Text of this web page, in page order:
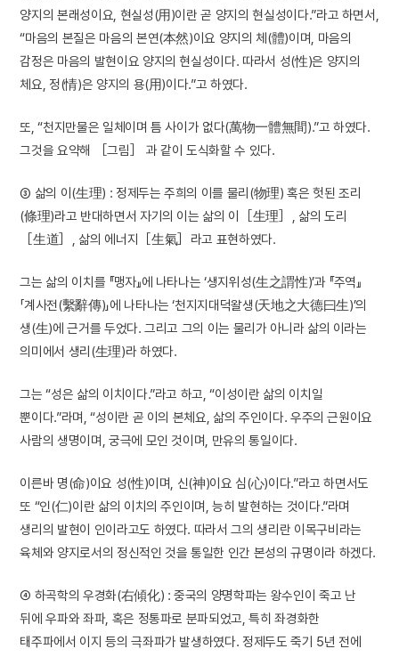
양지의 본래성이요, 현실성(用)이란 곧 양지의 현실성이다.”라고 하면서,
“마음의 본질은 마음의 본연(本然)이요 양지의 체(體)이며, 마음의
감정은 마음의 발현이요 양지의 현실성이다. 따라서 성(性)은 양지의
체요, 정(情)은 양지의 용(用)이다.”고 하였다.
또, “천지만물은 일체이며 틈 사이가 없다(萬物一體無間).”고 하였다.
그것을 요약해 ［그림］ 과 같이 도식화할 수 있다.
③ 삶의 이(生理) : 정제두는 주희의 이를 물리(物理) 혹은 헛된 조리
(條理)라고 반대하면서 자기의 이는 삶의 이［生理］, 삶의 도리
［生道］, 삶의 에너지［生氣］라고 표현하였다.
그는 삶의 이치를 『맹자』에 나타나는 ‘생지위성(生之謂性)’과 『주역』
「계사전(繫辭傳)」에 나타나는 ‘천지지대덕왈생(天地之大德曰生)’의
생(生)에 근거를 두었다. 그리고 그의 이는 물리가 아니라 삶의 이라는
의미에서 생리(生理)라 하였다.
그는 “성은 삶의 이치이다.”라고 하고, “이성이란 삶의 이치일
뿐이다.”라며, “성이란 곧 이의 본체요, 삶의 주인이다. 우주의 근원이요
사람의 생명이며, 궁극에 모인 것이며, 만유의 통일이다.
이른바 명(命)이요 성(性)이며, 신(神)이요 심(心)이다.”라고 하면서도
또 “인(仁)이란 삶의 이치의 주인이며, 능히 발현하는 것이다.”라며
생리의 발현이 인이라고도 하였다. 따라서 그의 생리란 이목구비라는
육체와 양지로서의 정신적인 것을 통일한 인간 본성의 규명이라 하겠다.
④ 하곡학의 우경화(右傾化) : 중국의 양명학파는 왕수인이 죽고 난
뒤에 우파와 좌파, 혹은 정통파로 분파되었고, 특히 좌경화한
태주파에서 이지 등의 극좌파가 발생하였다. 정제두도 죽기 5년 전에